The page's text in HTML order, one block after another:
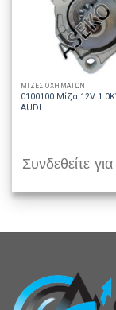
ΜΙΖΕΣ ΟΧΗΜΑΤΩΝ
0100100 Μίζα 12V
AUDI
Συνδεθείτε για